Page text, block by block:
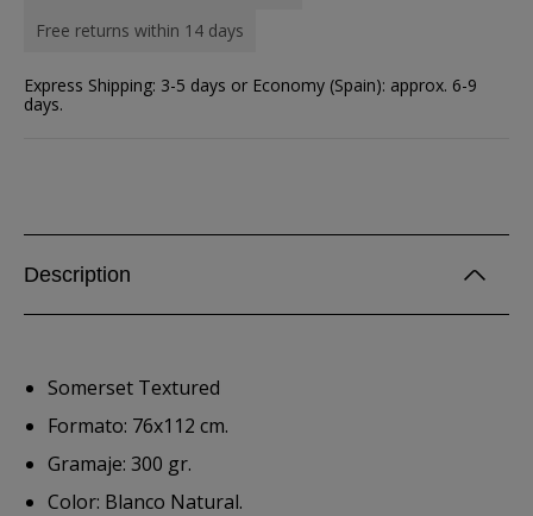
Free returns within 14 days
Express Shipping: 3-5 days or Economy (Spain): approx. 6-9
days.
Description
Somerset Textured
Formato: 76x112 cm.
Gramaje: 300 gr.
Color: Blanco Natural.